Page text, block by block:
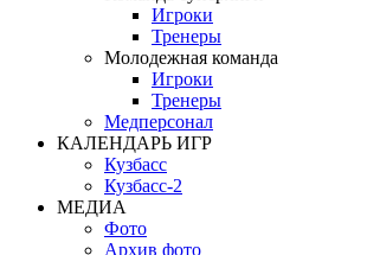
Игроки
Тренеры
Молодежная команда
Игроки
Тренеры
Медперсонал
КАЛЕНДАРЬ ИГР
Кузбасс
Кузбасс-2
МЕДИА
Фото
Архив фото